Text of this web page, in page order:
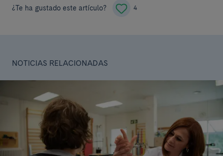
¿Te ha gustado este artículo? 4
NOTICIAS RELACIONADAS